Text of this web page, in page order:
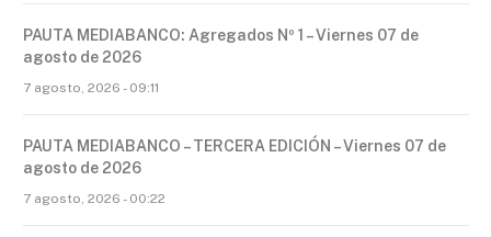
PAUTA MEDIABANCO: Agregados Nº 1 – Viernes 07 de
agosto de 2026
7 agosto, 2026 - 09:11
PAUTA MEDIABANCO – TERCERA EDICIÓN – Viernes 07 de
agosto de 2026
7 agosto, 2026 - 00:22